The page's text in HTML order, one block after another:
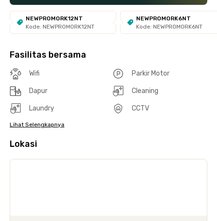
NEWPROMORK12NT
Kode: NEWPROMORK12NT
NEWPROMORK6NT
Kode: NEWPROMORK6NT
Fasilitas bersama
Wifi Parkir Motor
Dapur Cleaning
Laundry CCTV
Lihat Selengkapnya
Lokasi